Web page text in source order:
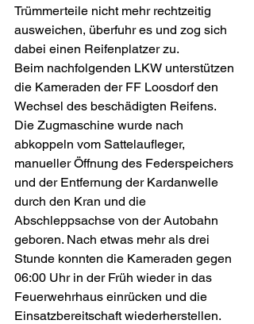
Trümmerteile nicht mehr rechtzeitig
ausweichen, überfuhr es und zog sich
dabei einen Reifenplatzer zu.
Beim nachfolgenden LKW unterstützen
die Kameraden der FF Loosdorf den
Wechsel des beschädigten Reifens.
Die Zugmaschine wurde nach
abkoppeln vom Sattelaufleger,
manueller Öffnung des Federspeichers
und der Entfernung der Kardanwelle
durch den Kran und die
Abschleppsachse von der Autobahn
geboren. Nach etwas mehr als drei
Stunde konnten die Kameraden gegen
06:00 Uhr in der Früh wieder in das
Feuerwehrhaus einrücken und die
Einsatzbereitschaft wiederherstellen.